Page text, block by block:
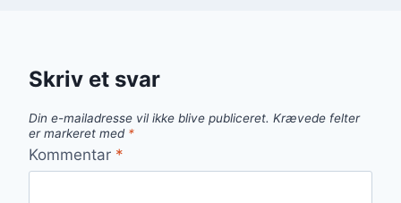
Skriv et svar
Din e-mailadresse vil ikke blive publiceret. Krævede felter
er markeret med *
Kommentar *